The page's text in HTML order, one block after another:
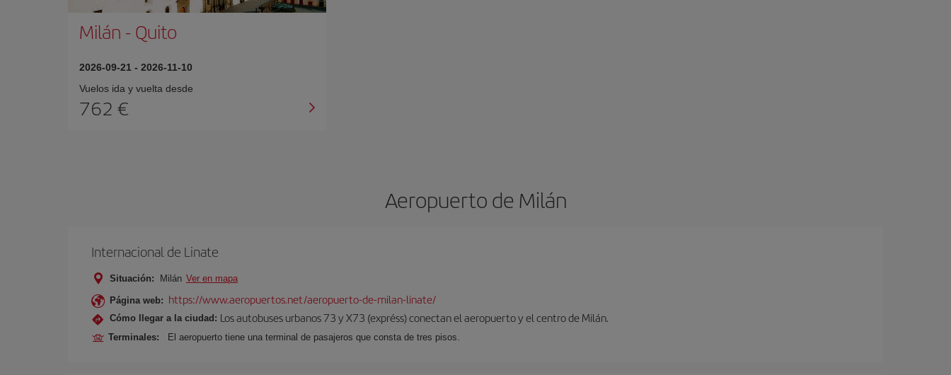
Milán - Quito
2026-09-21 - 2026-11-10
Vuelos ida y vuelta desde
762
Aeropuerto de Milán
Internacional de Linate
Situación: Milán Ver en mapa
Página web: https://www.aeropuertos.net/aeropuerto-de-milan-linate/
Cómo llegar a la ciudad: Los autobuses urbanos 73 y X73 (expréss) conectan el aeropuerto y el centro de Milán.
Terminales: El aeropuerto tiene una terminal de pasajeros que consta de tres pisos.